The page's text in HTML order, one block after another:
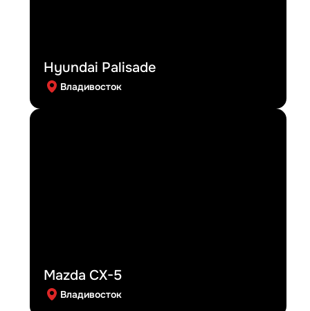
Hyundai Palisade
Владивосток
Mazda CX-5
Владивосток